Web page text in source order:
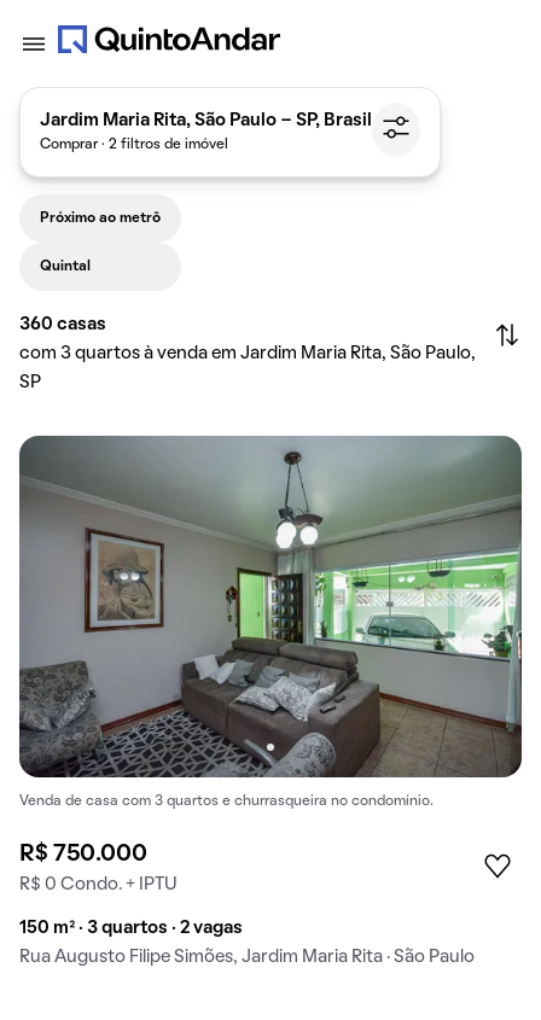
Jardim Maria Rita, São Paulo - SP, Brasil
Comprar · 2 filtros de imóvel
Próximo ao metrô
Quintal
360 casas
com 3 quartos à venda em Jardim Maria Rita, São Paulo,
SP
Venda de casa com 3 quartos e churrasqueira no condomínio.
R$ 750.000
R$ 0 Condo. + IPTU
150 m² · 3 quartos · 2 vagas
Rua Augusto Filipe Simões, Jardim Maria Rita · São Paulo